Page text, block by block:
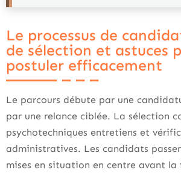
Le processus de
de sélection et astuces
postuler efficacement
Le parcours débute par une
par une relance ciblée. La sélection
psychotechniques entretiens et
administratives. Les candidats
mises en situation en centre avant